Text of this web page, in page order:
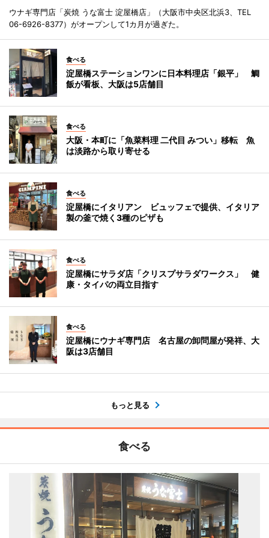
ウナギ専門店「炭焼 うな富士 淀屋橋店」（大阪市中央区北浜3、TEL
06-6926-8377）がオープンして1カ月が過ぎた。
食べる
淀屋橋ステーションワンに日本料理店「銀平」 鯛
飯が看板、大阪は5店舗目
食べる
大阪・本町に「魚菜料理 二代目 みつい」移転 魚
は淡路から取り寄せる
食べる
淀屋橋にイタリアン ビュッフェで提供、イタリア
製の釜で焼く3種のピザも
食べる
淀屋橋にサラダ店「クリスプサラダワークス」 健
康・タイパの両立目指す
食べる
淀屋橋にウナギ専門店 名古屋の卸問屋が発祥、大
阪は3店舗目
もっと見る
食べる